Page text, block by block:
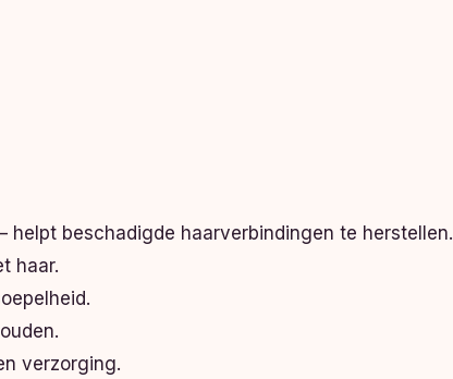
helpt beschadigde haarverbindingen te herstellen.
haar.
verzorging.